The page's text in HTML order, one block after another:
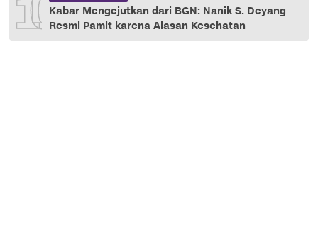
Kabar Mengejutkan dari BGN: Nanik S. Deyang
Resmi Pamit karena Alasan Kesehatan